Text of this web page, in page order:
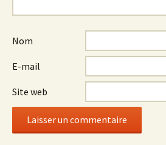
Nom
E-mail
Site web